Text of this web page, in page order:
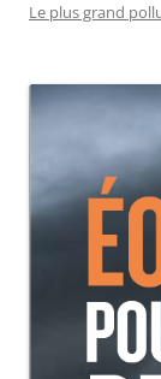
Le plus grand